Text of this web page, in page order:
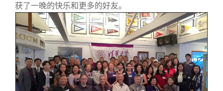
获了一晚的快乐和更多的好友。